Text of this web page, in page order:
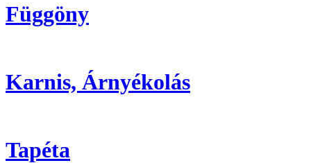
Függöny
Karnis, Árnyékolás
Tapéta